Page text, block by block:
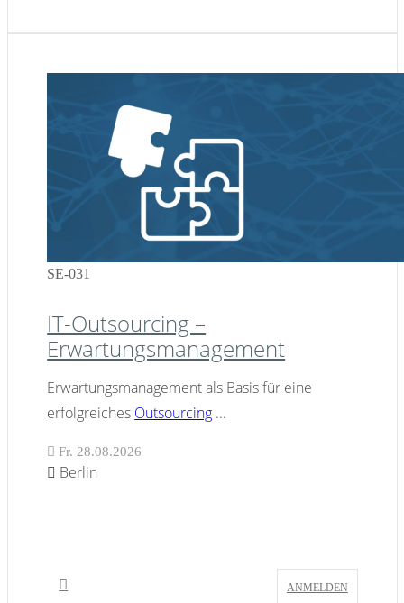
SE-031
IT-Outsourcing –
Erwartungsmanagement
Erwartungsmanagement als Basis für eine
erfolgreiches Outsourcing ...
Fr. 28.08.2026
Berlin
ANMELDEN